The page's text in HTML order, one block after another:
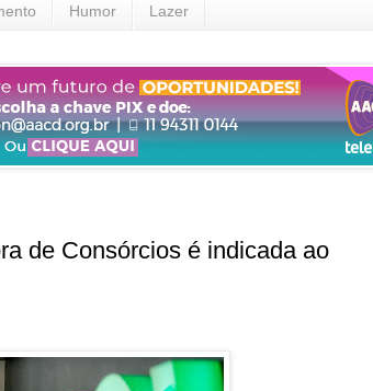
Humor Lazer
de Consórcios é indicada ao